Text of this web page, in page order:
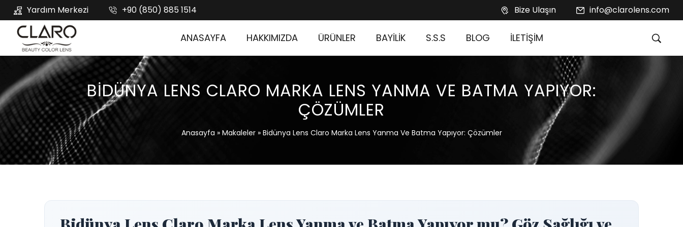
Yardım Merkezi +90 (850) 885 1514 Bize Ulaşın info@clarolens.com
ANASAYFA HAKKIMIZDA ÜRÜNLER BAYİLİK S.S.S BLOG İLETİŞİM
BIDÜNYA LENS CLARO MARKA LENS YANMA VE BATMA YAPIYOR:
ÇÖZÜMLER
Anasayfa » Makaleler» Bidünya Lens Claro Marka Lens Yanma Ve Batma Yapıyor: Çözümler